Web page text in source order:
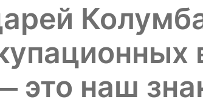
это наш